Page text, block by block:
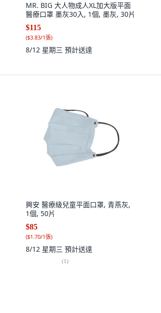
MR. BIG 大人物成人XL加大版平面
醫療口罩 墨灰30入, 1個, 墨灰, 30片
$115
($3.83/1張)
8/12 星期三 預計送達
興安 醫療級兒童平面口罩, 青燕灰,
1個, 50片
$85
($1.70/1張)
8/12 星期三 預計送達
(1)